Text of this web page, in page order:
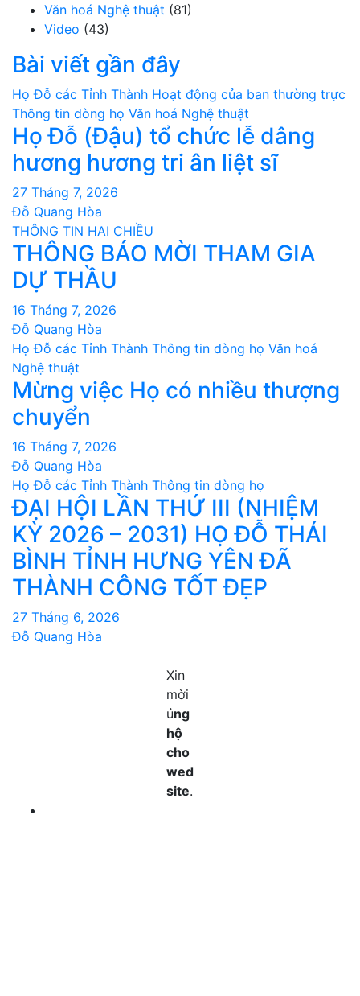
Văn hoá Nghệ thuật (81)
Video (43)
Bài viết gần đây
Họ Đỗ các Tỉnh Thành Hoạt động của ban thường trực
Thông tin dòng họ Văn hoá Nghệ thuật
Họ Đỗ (Đậu) tổ chức lễ dâng
hương hương tri ân liệt sĩ
27 Tháng 7, 2026
Đỗ Quang Hòa
THÔNG TIN HAI CHIỀU
THÔNG BÁO MỜI THAM GIA
DỰ THẦU
16 Tháng 7, 2026
Đỗ Quang Hòa
Họ Đỗ các Tỉnh Thành Thông tin dòng họ Văn hoá
Nghệ thuật
Mừng việc Họ có nhiều thượng
chuyển
16 Tháng 7, 2026
Đỗ Quang Hòa
Họ Đỗ các Tỉnh Thành Thông tin dòng họ
ĐẠI HỘI LẦN THỨ III (NHIỆM
KỲ 2026 – 2031) HỌ ĐỖ THÁI
BÌNH TỈNH HƯNG YÊN ĐÃ
THÀNH CÔNG TỐT ĐẸP
27 Tháng 6, 2026
Đỗ Quang Hòa
Xin
mời
ủng
hộ
cho
wed
site.